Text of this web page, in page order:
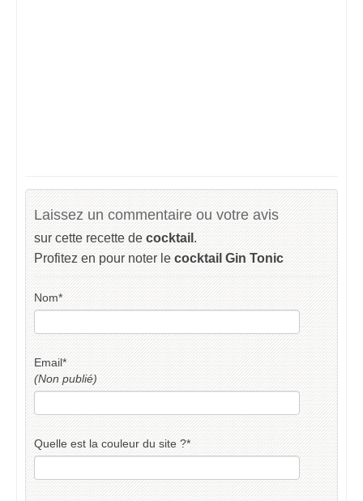
Laissez un commentaire ou votre avis
sur cette recette de cocktail .
Profitez en pour noter le cocktail Gin Tonic
Nom*
Email*
(Non publié)
Quelle est la couleur du site ?*